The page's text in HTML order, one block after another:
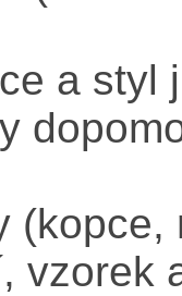
a styl
vzorek